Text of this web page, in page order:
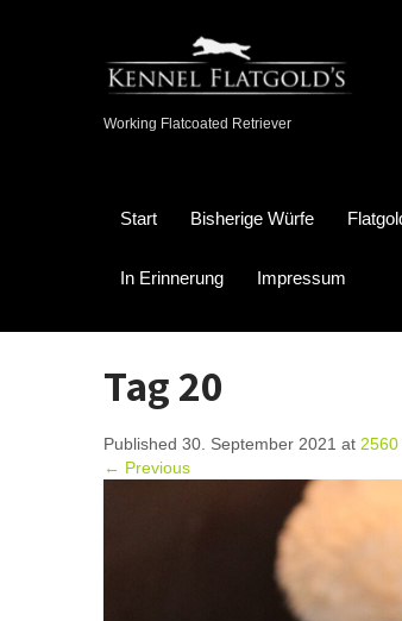
Working Flatcoated Retriever
Start Bisherige Würfe
In Erinnerung Impressum
Tag 20
Published 30. September 2021 at
← Previous